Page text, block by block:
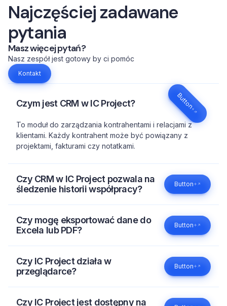
Najczęściej zadawane
pytania
Masz więcej pytań?
Nasz zespół jest gotowy by ci pomóc
Kontakt
Czym jest CRM w IC Project? Button
To moduł do zarządzania kontrahentami i relacjami z
klientami. Każdy kontrahent może być powiązany z
projektami, fakturami czy notatkami.
Czy CRM w IC Project pozwala na
śledzenie historii współpracy?
Button
Tak. W systemie znajdziesz wszystkie informacje o
danym kliencie - projekty, płatności, kontakty, pliki i
wiadomości.
Czy mogę eksportować dane do
Excela lub PDF?
Button
Tak. IC Project pozwala na eksport danych w formatach
XLSX i PDF, co ułatwia analizę i prezentację wyników.
Czy IC Project działa w
przeglądarce?
Button
Tak, IC Project jest rozwiązaniem chmurowym - działa w
każdej przeglądarce internetowej, bez potrzeby instalacji
Czy IC Project jest dostępny na